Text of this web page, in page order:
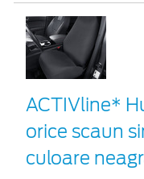
ACTIVline*
orice scaun
culoare